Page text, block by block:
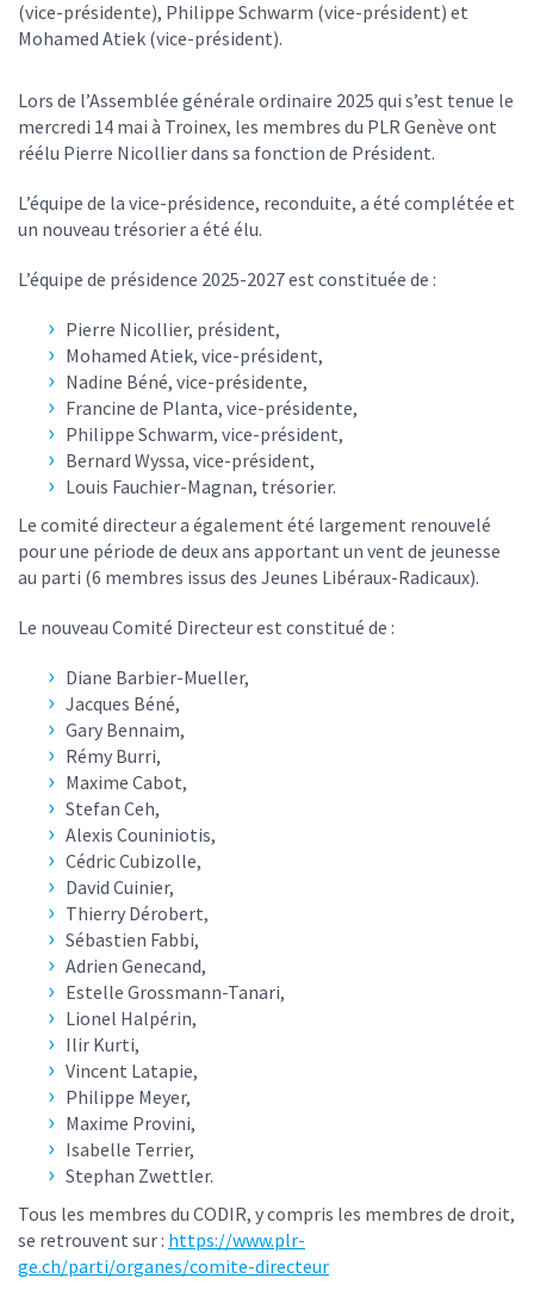
(vice-présidente), Philippe Schwarm (vice-président) et
Mohamed Atiek (vice-président).
Lors de l’Assemblée générale ordinaire 2025 qui s’est tenue le
mercredi 14 mai à Troinex, les membres du PLR Genève ont
réélu Pierre Nicollier dans sa fonction de Président.
L’équipe de la vice-présidence, reconduite, a été complétée et
un nouveau trésorier a été élu.
L’équipe de présidence 2025-2027 est constituée de :
Pierre Nicollier, président,
Mohamed Atiek, vice-président,
Nadine Béné, vice-présidente,
Francine de Planta, vice-présidente,
Philippe Schwarm, vice-président,
Bernard Wyssa, vice-président,
Louis Fauchier-Magnan, trésorier.
Le comité directeur a également été largement renouvelé
pour une période de deux ans apportant un vent de jeunesse
au parti (6 membres issus des Jeunes Libéraux-Radicaux).
Le nouveau Comité Directeur est constitué de :
Diane Barbier-Mueller,
Jacques Béné,
Gary Bennaim,
Rémy Burri,
Maxime Cabot,
Stefan Ceh,
Alexis Couniniotis,
Cédric Cubizolle,
David Cuinier,
Thierry Dérobert,
Sébastien Fabbi,
Adrien Genecand,
Estelle Grossmann-Tanari,
Lionel Halpérin,
Ilir Kurti,
Vincent Latapie,
Philippe Meyer,
Maxime Provini,
Isabelle Terrier,
Stephan Zwettler.
Tous les membres du CODIR, y compris les membres de droit,
se retrouvent sur : https://www.plr-
ge.ch/parti/organes/comite-directeur